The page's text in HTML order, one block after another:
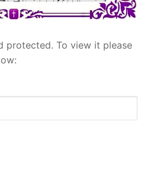
protected. To view it please